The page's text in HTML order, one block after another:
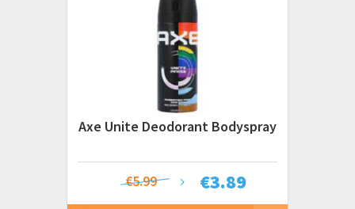
Axe Unite Deodorant Bodyspray
€3.89
€5.99